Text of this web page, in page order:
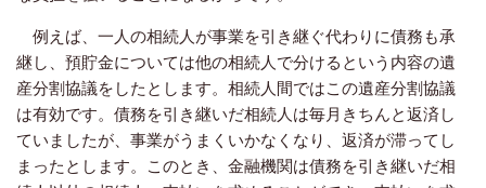
例えば、一人の相続人が事業を引き継ぐ代わりに債務も承
継し、預貯金については他の相続人で分けるという内容の遺
産分割協議をしたとします。相続人間ではこの遺産分割協議
は有効です。債務を引き継いだ相続人は毎月きちんと返済し
ていましたが、事業がうまくいかなくなり、返済が滞ってし
まったとします。このとき、金融機関は債務を引き継いだ相